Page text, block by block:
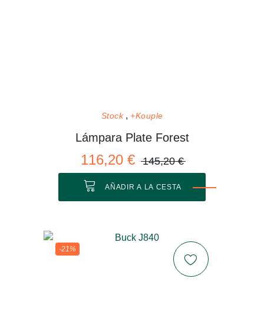
Stock +Kouple
Lámpara Plate Forest
116,20 € 145,20 €
AÑADIR A LA CESTA
-21%